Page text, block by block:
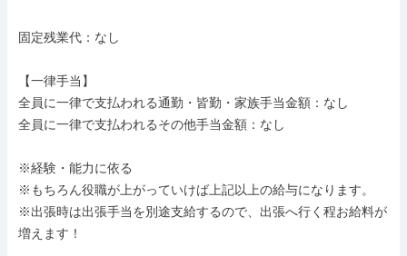
固定残業代：なし
【一律手当】
全員に一律で支払われる通勤・皆勤・家族手当金額：なし
全員に一律で支払われるその他手当金額：なし
※経験・能力に依る
※もちろん役職が上がっていけば上記以上の給与になります。
※出張時は出張手当を別途支給するので、出張へ行く程お給料が
増えます！